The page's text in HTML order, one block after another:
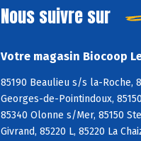
Nous suivre sur
Votre magasin Biocoop
85190 Beaulieu s/s la-Roche,
Georges-de-Pointindoux,
85340 Olonne s/Mer, 85150
Givrand, 85220 L, 85220 La